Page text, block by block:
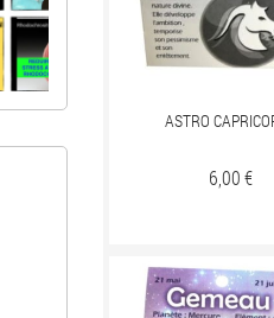
ASTRO
Prix
6,00 €